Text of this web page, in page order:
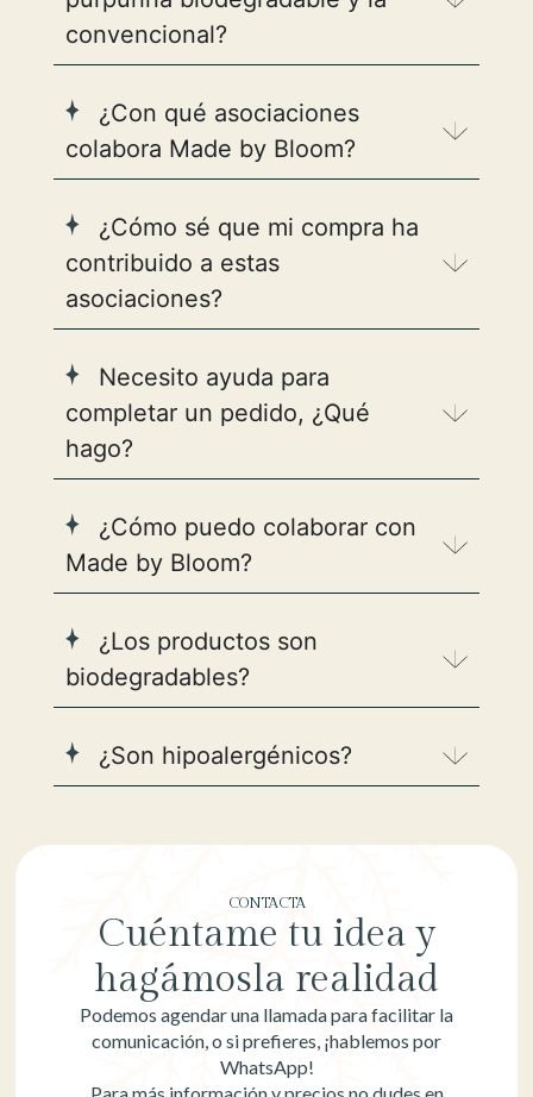
convencional?
¿Con qué asociaciones
colabora Made by Bloom?
¿Cómo sé que mi compra ha
contribuido a estas
asociaciones?
Necesito ayuda para
completar un pedido, ¿Qué
hago?
¿Cómo puedo colaborar con
Made by Bloom?
¿Los productos son
biodegradables?
¿Son hipoalergénicos?
CONTACTA
Cuéntame tu idea y
hagámosla realidad
Podemos agendar una llamada para facilitar la
comunicación, o si prefieres, ¡hablemos por
WhatsApp!